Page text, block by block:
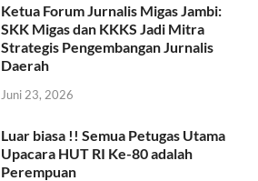
Ketua Forum Jurnalis Migas Jambi:
SKK Migas dan KKKS Jadi Mitra
Strategis Pengembangan Jurnalis
Daerah
Juni 23, 2026
Luar biasa !! Semua Petugas Utama
Upacara HUT RI Ke-80 adalah
Perempuan